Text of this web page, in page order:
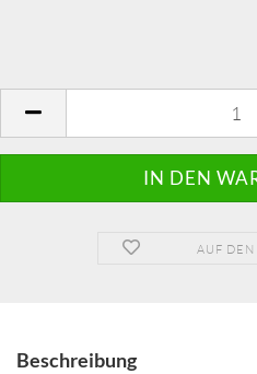
AUF
Beschreibung